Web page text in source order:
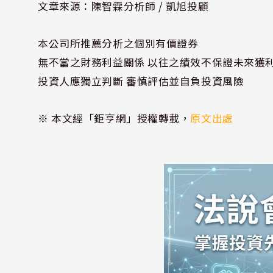
文章來源：陳智霖分析師 / 凱旭投顧
本公司所推薦分析之個別有價證券
無不當之財務利益關係 以往之績效不保證未來獲
投資人應獨立判斷 審慎評估並自負投資風險
※ 本文經「鉅亨網」授權轉載， 原文出處